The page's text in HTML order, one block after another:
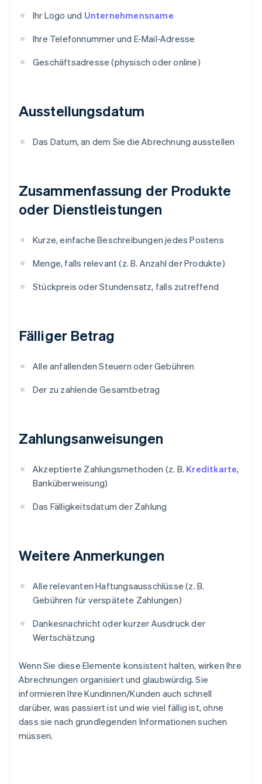
Ihr Logo und Unternehmensname
Ihre Telefonnummer und E-Mail-Adresse
Geschäftsadresse (physisch oder online)
Ausstellungsdatum
Das Datum, an dem Sie die Abrechnung ausstellen
Zusammenfassung der Produkte
oder Dienstleistungen
Kurze, einfache Beschreibungen jedes Postens
Menge, falls relevant (z. B. Anzahl der Produkte)
Stückpreis oder Stundensatz, falls zutreffend
Fälliger Betrag
Alle anfallenden Steuern oder Gebühren
Der zu zahlende Gesamtbetrag
Zahlungsanweisungen
Akzeptierte Zahlungsmethoden (z. B. Kreditkarte,
Banküberweisung)
Das Fälligkeitsdatum der Zahlung
Weitere Anmerkungen
Alle relevanten Haftungsausschlüsse (z. B.
Gebühren für verspätete Zahlungen)
Dankesnachricht oder kurzer Ausdruck der
Wertschätzung
Wenn Sie diese Elemente konsistent halten, wirken Ihre
Abrechnungen organisiert und glaubwürdig. Sie
informieren Ihre Kundinnen/Kunden auch schnell
darüber, was passiert ist und wie viel fällig ist, ohne
dass sie nach grundlegenden Informationen suchen
müssen.